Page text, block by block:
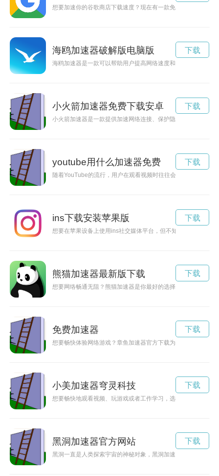
想要加速你的谷歌商店下载速度？现在有一款免费加速器可以
海鸥加速器破解版电脑版
海鸥加速器是一款可以帮助用户提高网络速度和稳定性的优秀
下载
小火箭加速器免费下载安卓
小火箭加速器是一款提供加速网络连接、保护隐私安全的应用
下载
youtube用什么加速器免费
随着YouTube的流行，用户在观看视频时往往会遇到加载过慢
下载
ins下载安装苹果版
想要在苹果设备上使用ins社交媒体平台，但不知道该如何下载
下载
熊猫加速器最新版下载
想要网络畅通无阻？熊猫加速器是你最好的选择！免费下载、
下载
免费加速器
想要畅快体验网络游戏？章鱼加速器官方下载为您提供极速网
下载
小美加速器穹灵科技
想要畅快地观看视频、玩游戏或者工作学习，选择一款高效稳
下载
黑洞加速器官方网站
黑洞一直是人类探索宇宙的神秘对象，黑洞加速官网旨在提供
下载